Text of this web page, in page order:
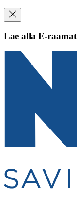
Lae alla E-raamat